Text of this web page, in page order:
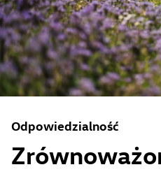
e-Sklep
Odpowiedzialność